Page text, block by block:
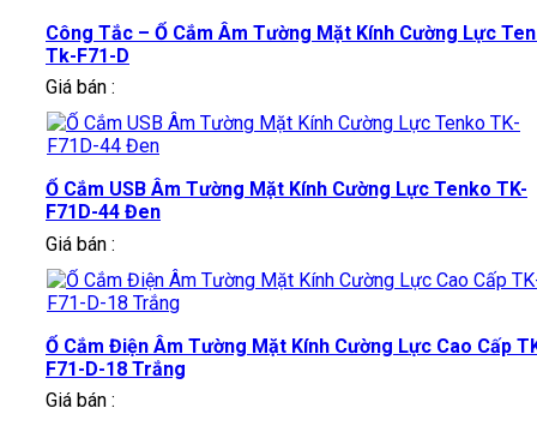
Công Tắc – Ổ Cắm Âm Tường Mặt Kính Cường Lực
Tk-F71-D
Giá bán :
Ổ Cắm USB Âm Tường Mặt Kính Cường Lực Tenko TK-
F71D-44 Đen
Giá bán :
Ổ Cắm Điện Âm Tường Mặt Kính Cường Lực Cao Cấp
F71-D-18 Trắng
Giá bán :